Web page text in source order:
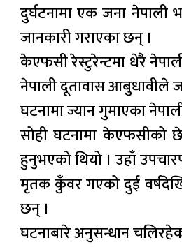
दुर्घटनामा एक जना नेपाली
जानकारी गराएका छन् ।
केएफसी रेस्टुरेन्टमा धेरै
नेपाली दूतावास आबुधावीले
घटनामा ज्यान गुमाएका
सोही घटनामा केएफसीको
हुनुभएको थियो । उहाँ
मृतक कुँवर गएको दुई
छन् ।
घटनाबारे अनुसन्धान